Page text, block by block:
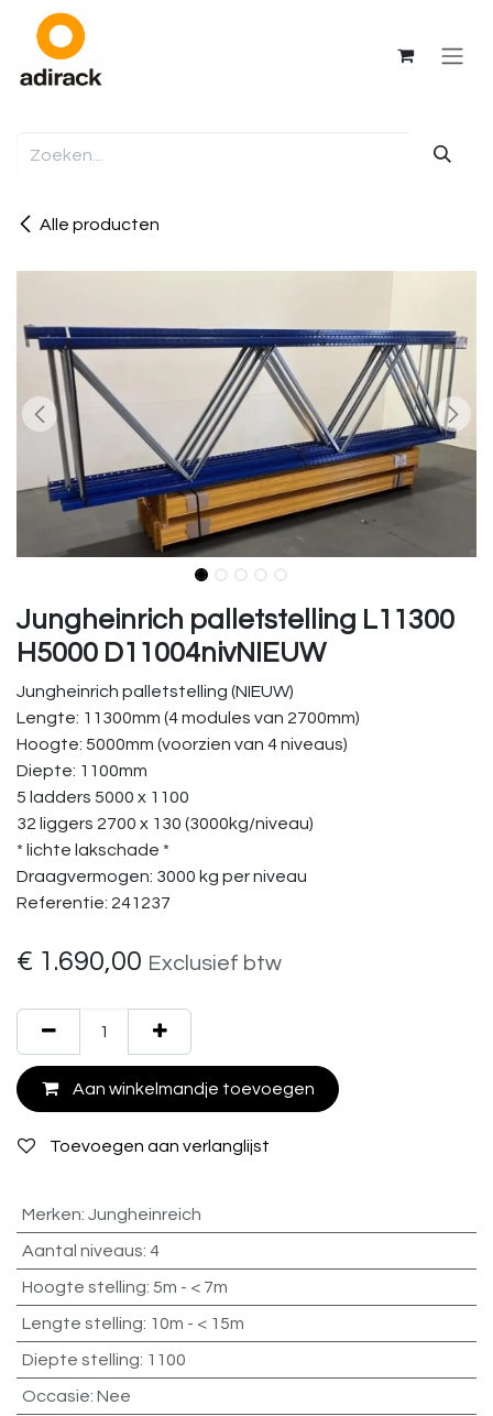
Overslaan naar inhoud
Alle producten
Jungheinrich palletstelling L11300
H5000 D11004nivNIEUW
Jungheinrich palletstelling (NIEUW)
Lengte: 11300mm (4 modules van 2700mm)
Hoogte: 5000mm (voorzien van 4 niveaus)
Diepte: 1100mm
5 ladders 5000 x 1100
32 liggers 2700 x 130 (3000kg/niveau)
* lichte lakschade *
Draagvermogen: 3000 kg per niveau
Referentie: 241237
€ 1.690,00 Exclusief btw
Aan winkelmandje toevoegen
Toevoegen aan verlanglijst
Merken: Jungheinreich
Aantal niveaus: 4
Hoogte stelling: 5m - < 7m
Lengte stelling: 10m - < 15m
Diepte stelling: 1100
Occasie: Nee